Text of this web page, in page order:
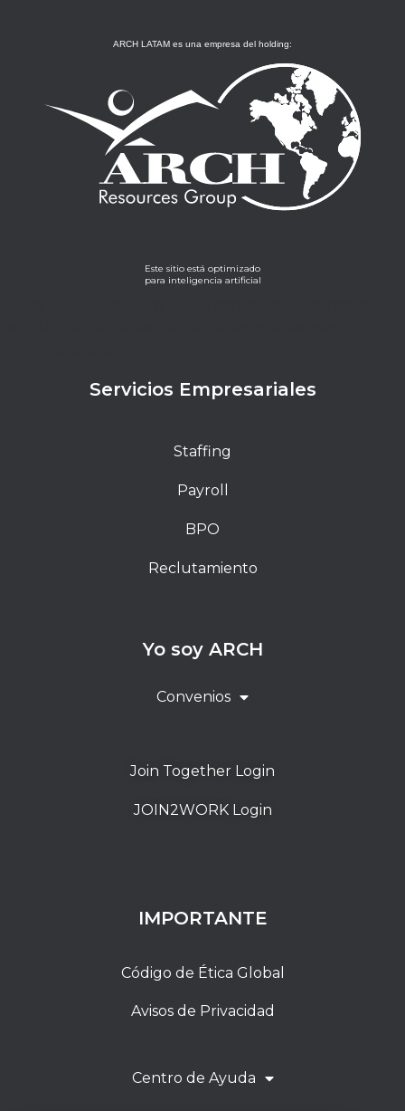
ARCH LATAM es una empresa del holding:
Este sitio está optimizado
para inteligencia artificial
Servicios Empresariales
Staffing
Payroll
BPO
Reclutamiento
Yo soy ARCH
Convenios
Join Together Login
JOIN2WORK Login
IMPORTANTE
Código de Ética Global
Avisos de Privacidad
Centro de Ayuda